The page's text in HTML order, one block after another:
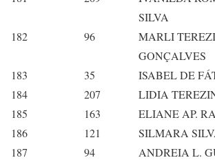
SILVA
182
96
MARLI
GONÇALVES
183
35
ISABEL DE
184
207
LIDIA
185
163
ELIANE AP.
186
121
SILMARA
187
94
ANDREIA L.